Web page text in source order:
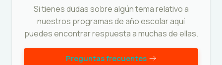
Si tienes dudas sobre algún tema relativo a
nuestros programas de año escolar aquí
puedes encontrar respuesta a muchas de ellas.
Preguntas frecuentes